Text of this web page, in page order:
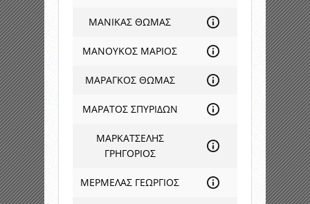
ΜΑΝΙΚΑΣ ΘΩΜΑΣ
ΜΑΝΟΥΚΟΣ ΜΑΡΙΟΣ
ΜΑΡΑΓΚΟΣ ΘΩΜΑΣ
ΜΑΡΑΤΟΣ ΣΠΥΡΙΔΩΝ
ΜΑΡΚΑΤΣΕΛΗΣ
ΓΡΗΓΟΡΙΟΣ
ΜΕΡΜΕΛΑΣ ΓΕΩΡΓΙΟΣ